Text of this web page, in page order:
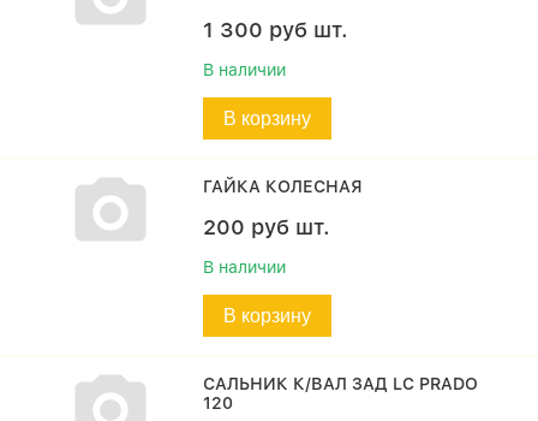
1 300 руб шт.
В наличии
В корзину
ГАЙКА КОЛЕСНАЯ
200 руб шт.
В наличии
В корзину
САЛЬНИК К/ВАЛ ЗАД LC PRADO
120